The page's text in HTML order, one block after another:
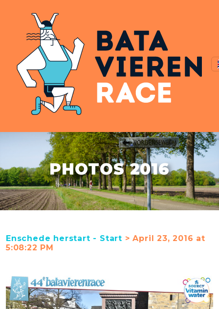
PHOTOS 2016
Enschede herstart - Start > April 23, 2016 at
5:08:22 PM